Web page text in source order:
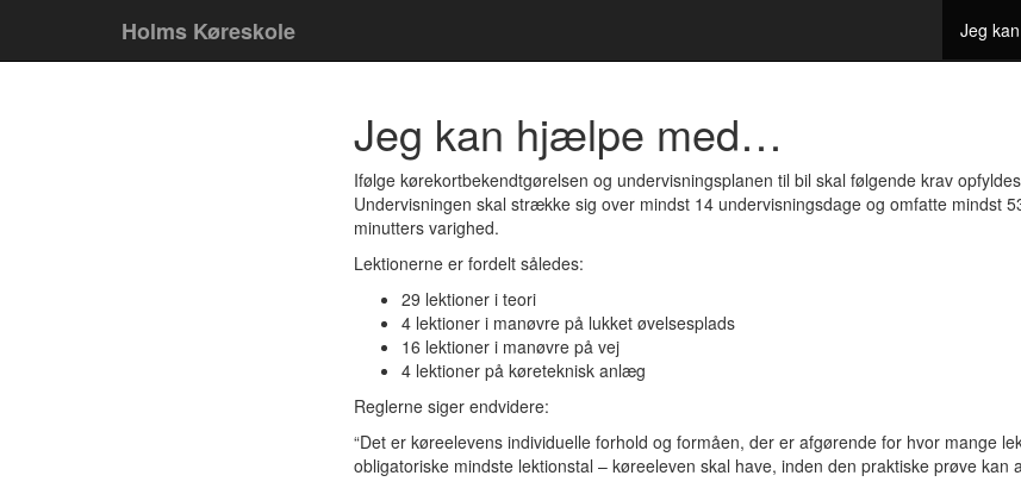
Holms Køreskole Jeg
Jeg kan hjælpe med…
Ifølge kørekortbekendtgørelsen og undervisningsplanen til bil skal følgende krav
Undervisningen skal strække sig over mindst 14 undervisningsdage og omfatte mindst
minutters varighed.
Lektionerne er fordelt således:
29 lektioner i teori
4 lektioner i manøvre på lukket øvelsesplads
16 lektioner i manøvre på vej
4 lektioner på køreteknisk anlæg
Reglerne siger endvidere:
“Det er køreelevens individuelle forhold og formåen, der er afgørende for hvor mange
obligatoriske mindste lektionstal – køreeleven skal have, inden den praktiske prøve kan